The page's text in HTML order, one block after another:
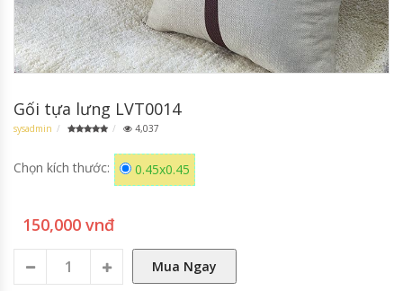
Gối tựa lưng LVT0014
sysadmin 4,037
Chọn kích thước: 0.45x0.45
150,000 vnđ
Mua Ngay